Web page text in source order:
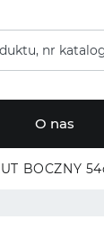
O nas
BOCZNY